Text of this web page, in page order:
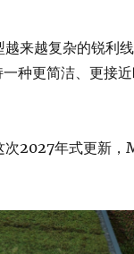
来越复杂的锐利线
种更简洁、更接
次2027年式更新，